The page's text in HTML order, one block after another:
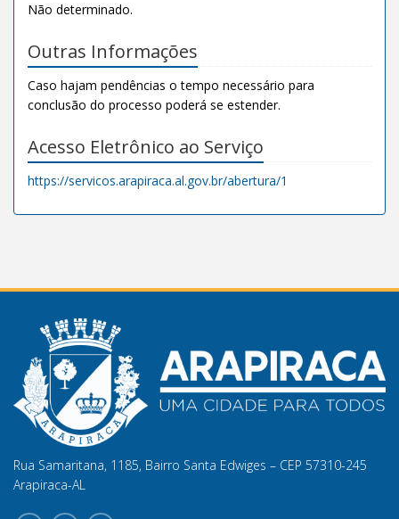
Não determinado.
Outras Informações
Caso hajam pendências o tempo necessário para
conclusão do processo poderá se estender.
Acesso Eletrônico ao Serviço
https://servicos.arapiraca.al.gov.br/abertura/1
Rua Samaritana, 1185, Bairro Santa Edwiges – CEP 57310-245
Arapiraca-AL